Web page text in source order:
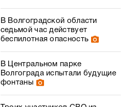
В Волгоградской области
седьмой час действует
беспилотная опасность
В Центральном парке
Волгограда испытали будущие
фонтаны